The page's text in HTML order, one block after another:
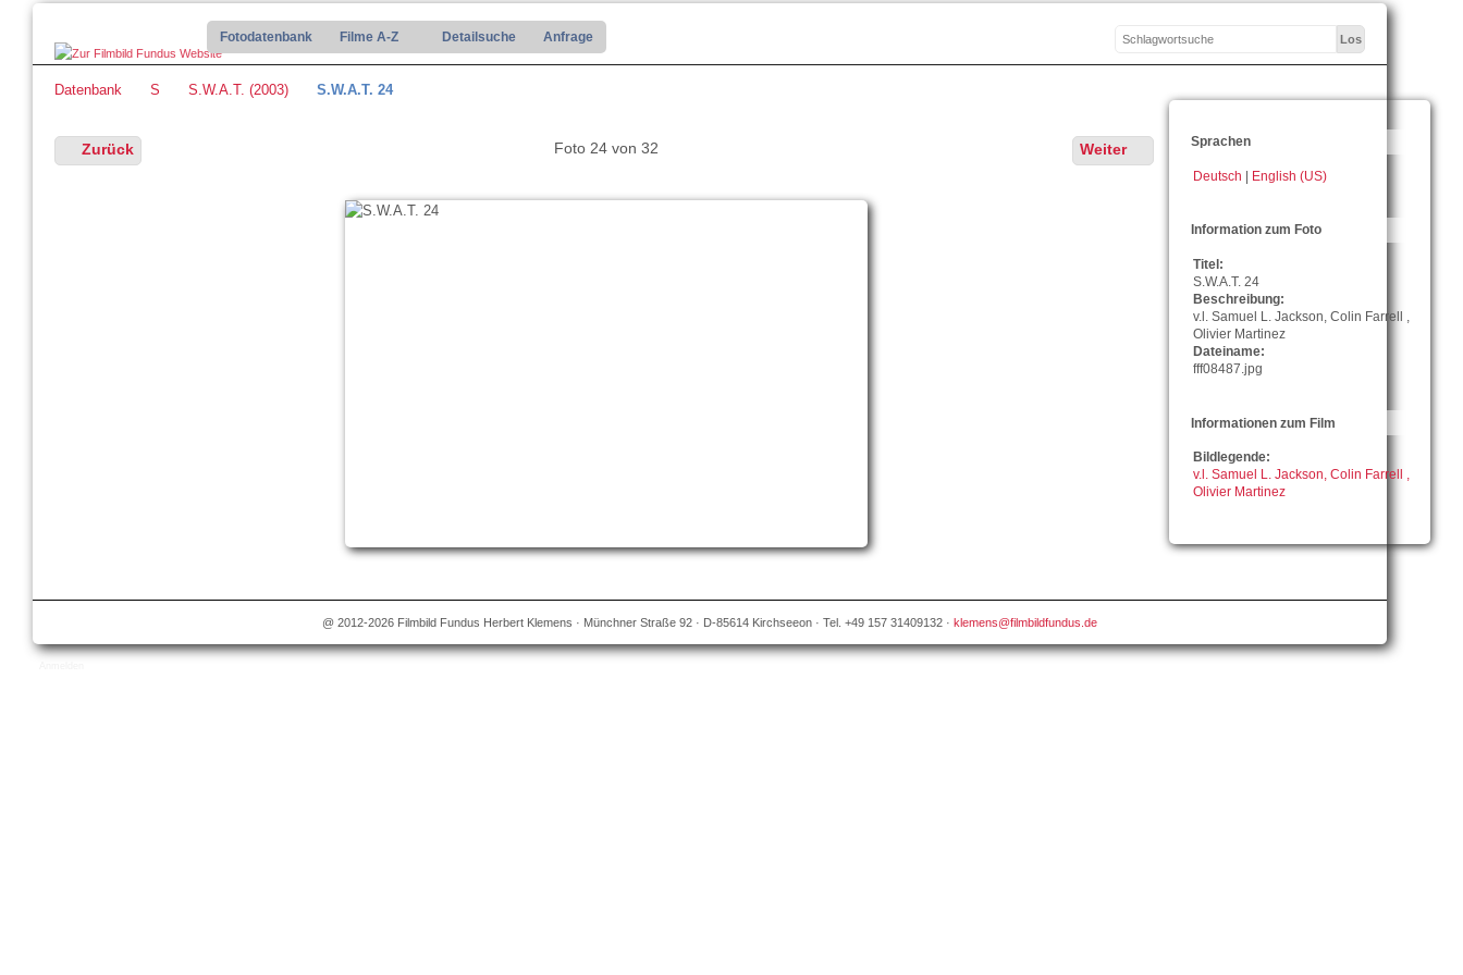
Fotodatenbank Filme A-Z Detailsuche Anfrage
Datenbank S S.W.A.T. (2003) S.W.A.T. 24
Zurück Foto 24 von 32 Weiter
Sprachen
Deutsch | English (US)
Information zum Foto
Titel:
S.W.A.T. 24
Beschreibung:
v.l. Samuel L. Jackson, Colin Farrell ,
Olivier Martinez
Dateiname:
fff08487.jpg
Informationen zum Film
Bildlegende:
v.l. Samuel L. Jackson, Colin Farrell ,
Olivier Martinez
@ 2012-2026 Filmbild Fundus Herbert Klemens · Münchner Straße 92 · D-85614 Kirchseeon · Tel. +49 157 31409132 · klemens@filmbildfundus.de